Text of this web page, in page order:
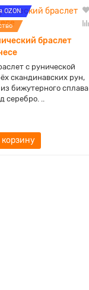
OZON
браслет
с рунической
скандинавских рун,
бижутерного сплава
серебро. ..
корзину